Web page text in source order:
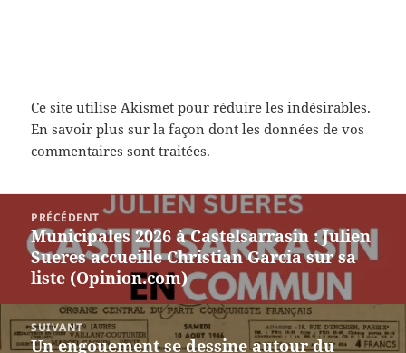
Ce site utilise Akismet pour réduire les indésirables.
En savoir plus sur la façon dont les données de vos
commentaires sont traitées.
l’article
PRÉCÉDENT
Article
précédent :
Municipales 2026 à Castelsarrasin : Julien
Sueres accueille Christian Garcia sur sa
liste (Opinion.com)
SUIVANT
Article
Un engouement se dessine autour du